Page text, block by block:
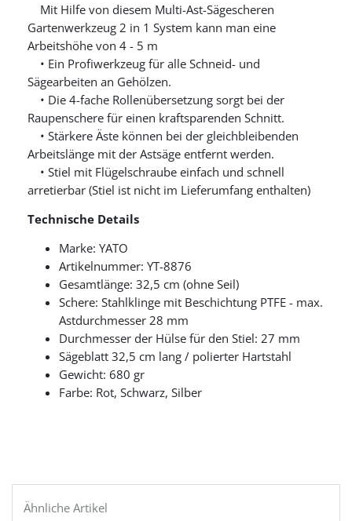
Mit Hilfe von diesem Multi-Ast-Sägescheren
Gartenwerkzeug 2 in 1 System kann man eine
Arbeitshöhe von 4 - 5 m
• Ein Profiwerkzeug für alle Schneid- und
Sägearbeiten an Gehölzen.
• Die 4-fache Rollenübersetzung sorgt bei der
Raupenschere für einen kraftsparenden Schnitt.
• Stärkere Äste können bei der gleichbleibenden
Arbeitslänge mit der Astsäge entfernt werden.
• Stiel mit Flügelschraube einfach und schnell
arretierbar (Stiel ist nicht im Lieferumfang enthalten)
Technische Details
Marke: YATO
Artikelnummer: YT-8876
Gesamtlänge: 32,5 cm (ohne Seil)
Schere: Stahlklinge mit Beschichtung PTFE - max.
Astdurchmesser 28 mm
Durchmesser der Hülse für den Stiel: 27 mm
Sägeblatt 32,5 cm lang / polierter Hartstahl
Gewicht: 680 gr
Farbe: Rot, Schwarz, Silber
Ähnliche Artikel